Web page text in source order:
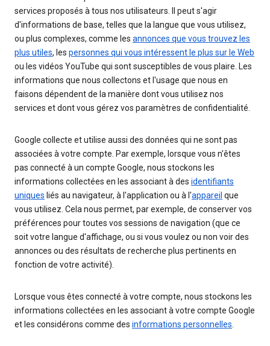
services proposés à tous nos utilisateurs. Il peut s'agir
d'informations de base, telles que la langue que vous utilisez,
ou plus complexes, comme les annonces que vous trouvez les
plus utiles, les personnes qui vous intéressent le plus sur le Web
ou les vidéos YouTube qui sont susceptibles de vous plaire. Les
informations que nous collectons et l'usage que nous en
faisons dépendent de la manière dont vous utilisez nos
services et dont vous gérez vos paramètres de confidentialité.
Google collecte et utilise aussi des données qui ne sont pas
associées à votre compte. Par exemple, lorsque vous n'êtes
pas connecté à un compte Google, nous stockons les
informations collectées en les associant à des identifiants
uniques liés au navigateur, à l'application ou à l'appareil que
vous utilisez. Cela nous permet, par exemple, de conserver vos
préférences pour toutes vos sessions de navigation (que ce
soit votre langue d'affichage, ou si vous voulez ou non voir des
annonces ou des résultats de recherche plus pertinents en
fonction de votre activité).
Lorsque vous êtes connecté à votre compte, nous stockons les
informations collectées en les associant à votre compte Google
et les considérons comme des informations personnelles